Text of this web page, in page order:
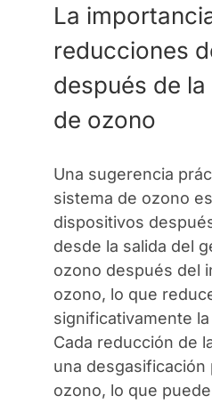
La
reducciones
después de
de ozono
Una sugerencia
sistema de ozono
dispositivos
desde la salida del
ozono después del
ozono, lo que
significativamente
Cada reducción de
una desgasificación
ozono, lo que